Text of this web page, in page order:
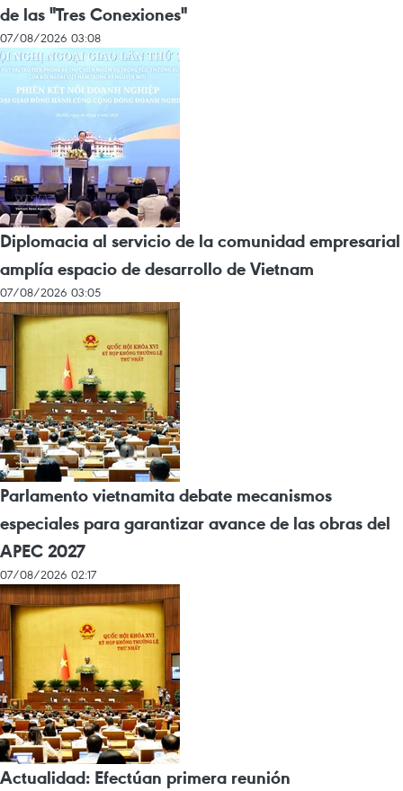
de las "Tres Conexiones"
07/08/2026 03:08
Diplomacia al servicio de la comunidad empresarial
amplía espacio de desarrollo de Vietnam
07/08/2026 03:05
Parlamento vietnamita debate mecanismos
especiales para garantizar avance de las obras del
APEC 2027
07/08/2026 02:17
Actualidad: Efectúan primera reunión